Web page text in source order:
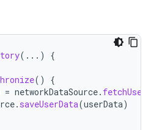
(...) {
()
{
= networkDataSource.
. saveUserData(userData)